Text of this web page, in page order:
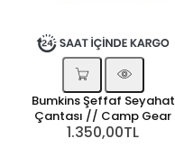
Bumkins Şeffaf Seyahat
Çantası // Camp Gear
1.350,00TL